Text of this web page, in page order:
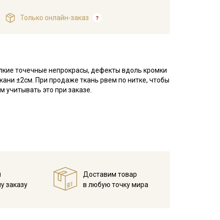
Только онлайн-заказ
точечные непрокрасы, дефекты вдоль кромки
±2см. При продаже ткань рвем по нитке, чтобы
это при заказе.
благодаря особому плетению нитей
легких занавесок, в качестве подкладочного
отрез при температуре дальнейших стирок,
заказу
Доставим товар
в любую точку мира